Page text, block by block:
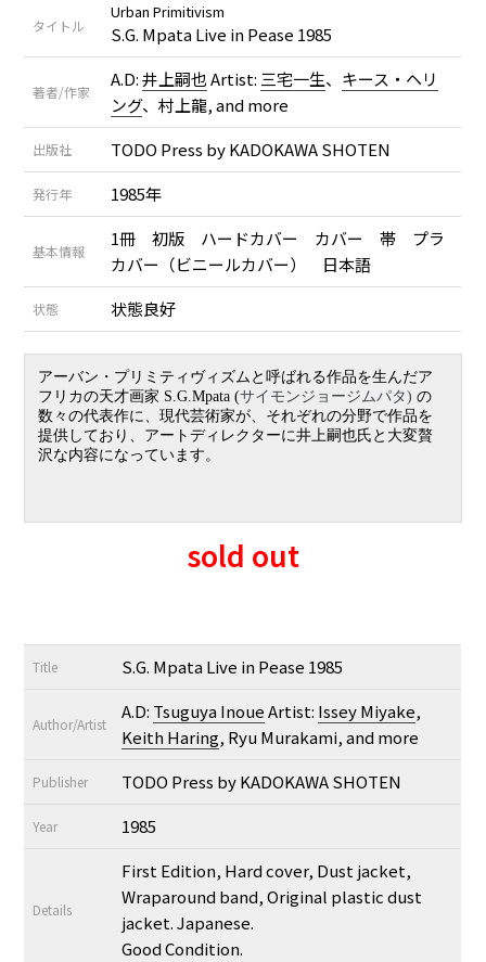
タイトル
Urban Primitivism
S.G. Mpata Live in Pease 1985
著者/作家
A.D:井上嗣也Artist: 三宅一生、 キース・ヘリ
ング、村上龍, and more
出版社 TODO Press by KADOKAWA SHOTEN
発行年 1985年
基本情報
1冊 初版 ハードカバー カバー 帯 プラ
カバー（ビニールカバー） 日本語
状態 状態良好
アーバン・プリミティヴィズムと呼ばれる作品を生んだア
フリカの天才画家 S.G.Mpata (サイモンジョージムパタ)の
数々の代表作に、現代芸術家が、それぞれの分野で作品を
提供しており、アートディレクターに井上嗣也氏と大変贅
沢な内容になっています。
sold out
Title S.G. Mpata Live in Pease 1985
Author/Artist
A.D: Tsuguya InoueArtist: Issey Miyake,
Keith Haring, Ryu Murakami, and more
Publisher TODO Press by KADOKAWA SHOTEN
Year 1985
Details
First Edition, Hard cover, Dust jacket,
Wraparound band, Original plastic dust
jacket. Japanese.
Good Condition.